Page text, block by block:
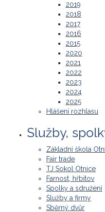
2019
2018
2017
2016
2015
2020
2021
2022
2023
2024
2025
Hlášení rozhlasu
Služby,
Základní škola
Fair trade
TJ Sokol Otnice
Farnost, hřbitov
Spolky a sdružení
Služby a firmy
Sběrný dvůr